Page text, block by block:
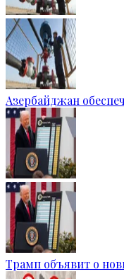
Азербайджан
Трамп объявит о